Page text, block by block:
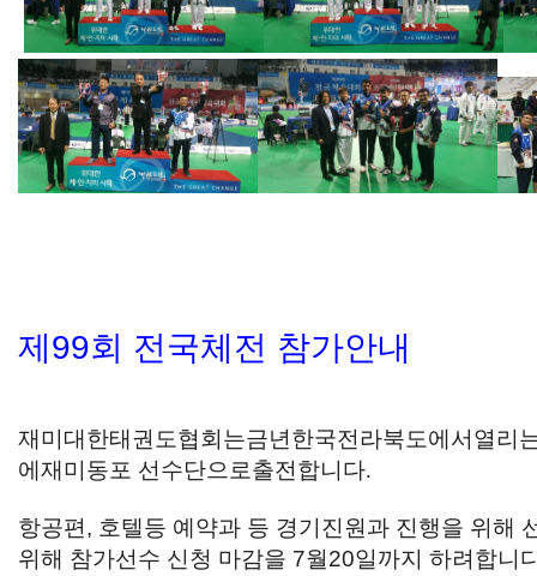
제99회 전국체전 참가안내
재미대한태권도협회는금년 한국전라북도에서 열리
에 재미동포 선수단으로출전합니다.
항공편 , 호텔등 예약과 등 경기진원과 진행을 위해
위해 참가선수 신청 마감을 7월20일까지 하려합니